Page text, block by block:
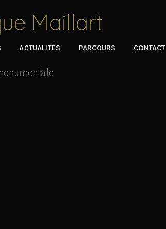
Maillart
ACTUALITÉS PARCOURS CONTACT